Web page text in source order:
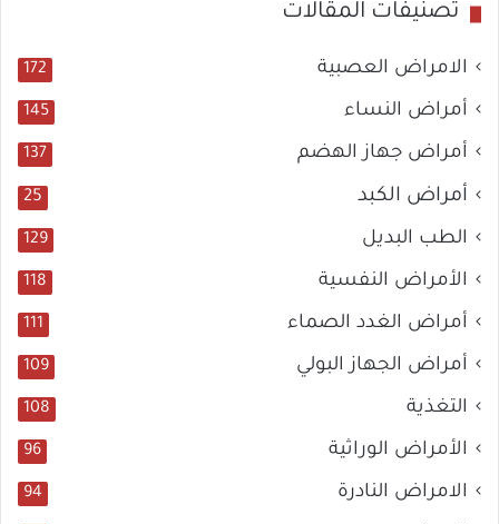
تصنيفات المقالات
الامراض العصبية 172
أمراض النساء 145
أمراض جهاز الهضم 137
أمراض الكبد 25
الطب البديل 129
الأمراض النفسية 118
أمراض الغدد الصماء 111
أمراض الجهاز البولي 109
التغذية 108
الأمراض الوراثية 96
الامراض النادرة 94